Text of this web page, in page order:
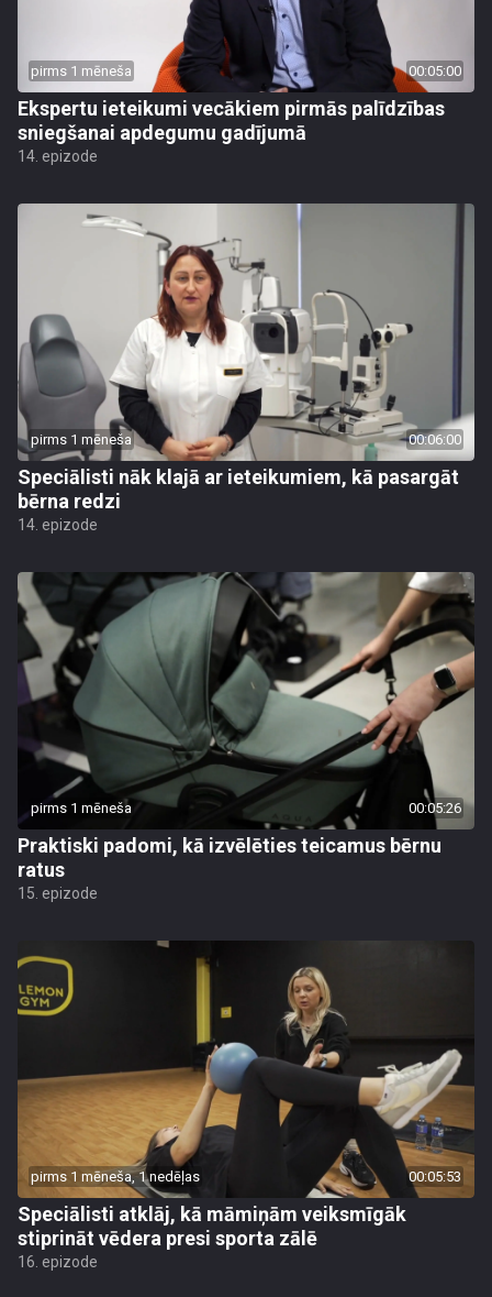
pirms 1 mēneša 00:05:00
Ekspertu ieteikumi vecākiem pirmās palīdzības
sniegšanai apdegumu gadījumā
14. epizode
pirms 1 mēneša 00:06:00
Speciālisti nāk klajā ar ieteikumiem, kā pasargāt
bērna redzi
14. epizode
pirms 1 mēneša 00:05:26
Praktiski padomi, kā izvēlēties teicamus bērnu
ratus
15. epizode
pirms 1 mēneša, 1 nedēļas 00:05:53
Speciālisti atklāj, kā māmiņām veiksmīgāk
stiprināt vēdera presi sporta zālē
16. epizode